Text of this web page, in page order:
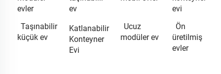
evler
ev
evi
Taşınabilir
küçük ev
Katlanabilir
Konteyner
Evi
Ucuz
modüler ev
Ön
üretilmiş
evler